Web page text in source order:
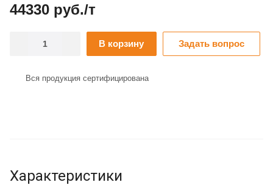
44330 руб./т
В корзину Задать вопрос
Вся продукция сертифицирована
Характеристики